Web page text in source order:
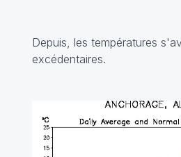
Depuis, les températures
excédentaires.